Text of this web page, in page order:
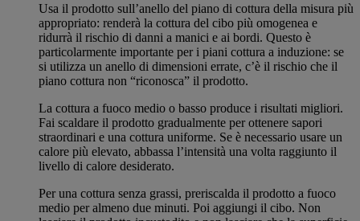
Usa il prodotto sull’anello del piano di cottura della misura più
appropriato: renderà la cottura del cibo più omogenea e
ridurrà il rischio di danni a manici e ai bordi. Questo è
particolarmente importante per i piani cottura a induzione: se
si utilizza un anello di dimensioni errate, c’è il rischio che il
piano cottura non “riconosca” il prodotto.
La cottura a fuoco medio o basso produce i risultati migliori.
Fai scaldare il prodotto gradualmente per ottenere sapori
straordinari e una cottura uniforme. Se è necessario usare un
calore più elevato, abbassa l’intensità una volta raggiunto il
livello di calore desiderato.
Per una cottura senza grassi, preriscalda il prodotto a fuoco
medio per almeno due minuti. Poi aggiungi il cibo. Non